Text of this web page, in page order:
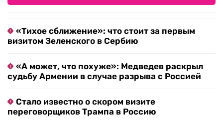
«Тихое сближение»: что стоит за первым
визитом Зеленского в Сербию
«А может, что похуже»: Медведев раскрыл
судьбу Армении в случае разрыва с Россией
Стало известно о скором визите
переговорщиков Трампа в Россию